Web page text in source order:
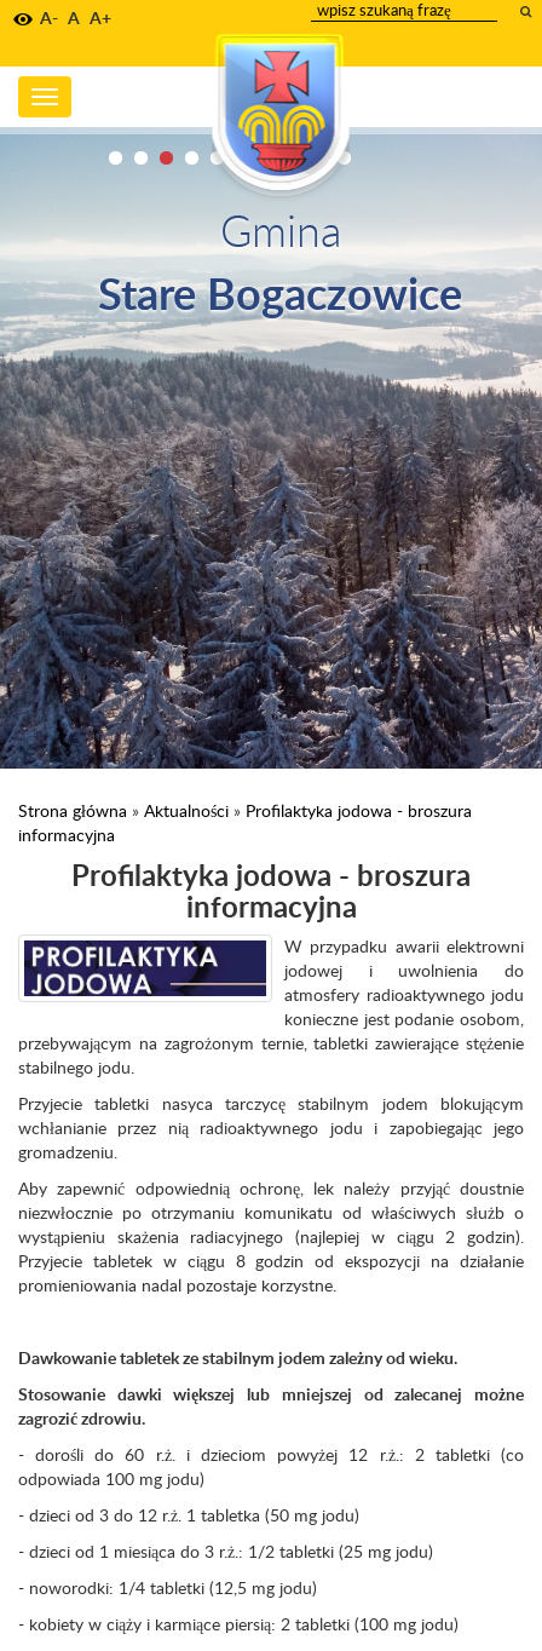
A- A A+
wpisz
szukany
tekst
Toggle
navigation
Gmina
Stare Bogaczowice
Strona główna » Aktualności » Profilaktyka jodowa - broszura
informacyjna
Profilaktyka jodowa - broszura
informacyjna
W przypadku awarii elektrowni
jodowej i uwolnienia do
atmosfery radioaktywnego jodu
konieczne jest podanie osobom,
przebywającym na zagrożonym ternie, tabletki zawierające stężenie
stabilnego jodu.
Przyjecie tabletki nasyca tarczycę stabilnym jodem blokującym
wchłanianie przez nią radioaktywnego jodu i zapobiegając jego
gromadzeniu.
Aby zapewnić odpowiednią ochronę, lek należy przyjąć doustnie
niezwłocznie po otrzymaniu komunikatu od właściwych służb o
wystąpieniu skażenia radiacyjnego (najlepiej w ciągu 2 godzin).
Przyjecie tabletek w ciągu 8 godzin od ekspozycji na działanie
promieniowania nadal pozostaje korzystne.
Dawkowanie tabletek ze stabilnym jodem zależny od wieku.
Stosowanie dawki większej lub mniejszej od zalecanej możne
zagrozić zdrowiu.
- dorośli do 60 r.ż. i dzieciom powyżej 12 r.ż.: 2 tabletki (co
odpowiada 100 mg jodu)
- dzieci od 3 do 12 r.ż. 1 tabletka (50 mg jodu)
- dzieci od 1 miesiąca do 3 r.ż.: 1/2 tabletki (25 mg jodu)
- noworodki: 1/4 tabletki (12,5 mg jodu)
- kobiety w ciąży i karmiące piersią: 2 tabletki (100 mg jodu)